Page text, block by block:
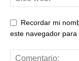
Recordar mi
este navegador para